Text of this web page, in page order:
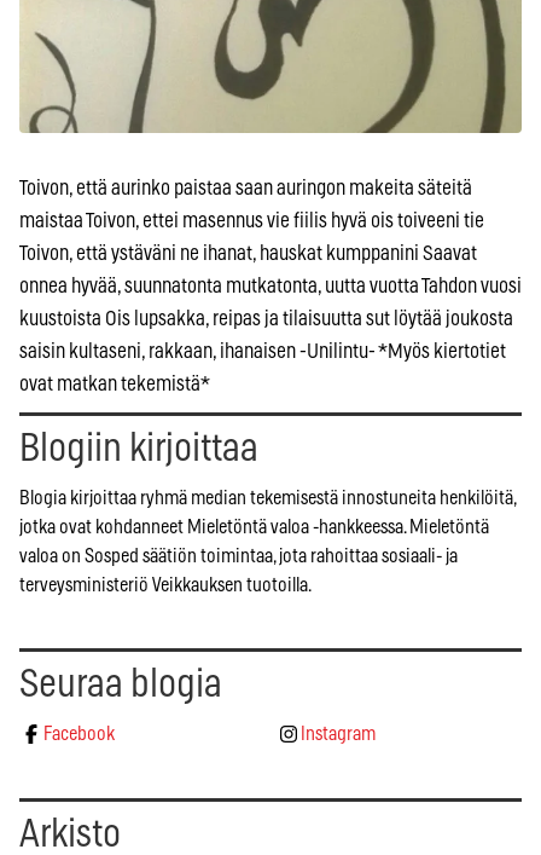
Toivon, että aurinko paistaa saan auringon makeita säteitä
maistaa Toivon, ettei masennus vie fiilis hyvä ois toiveeni tie
Toivon, että ystäväni ne ihanat, hauskat kumppanini Saavat
onnea hyvää, suunnatonta mutkatonta, uutta vuotta Tahdon vuosi
kuustoista Ois lupsakka, reipas ja tilaisuutta sut löytää joukosta
saisin kultaseni, rakkaan, ihanaisen -Unilintu- *Myös kiertotiet
ovat matkan tekemistä*
Blogiin kirjoittaa
Blogia kirjoittaa ryhmä median tekemisestä innostuneita henkilöitä,
jotka ovat kohdanneet Mieletöntä valoa -hankkeessa. Mieletöntä
valoa on Sosped säätiön toimintaa, jota rahoittaa sosiaali- ja
terveysministeriö Veikkauksen tuotoilla.
Seuraa blogia
Facebook Instagram
Arkisto